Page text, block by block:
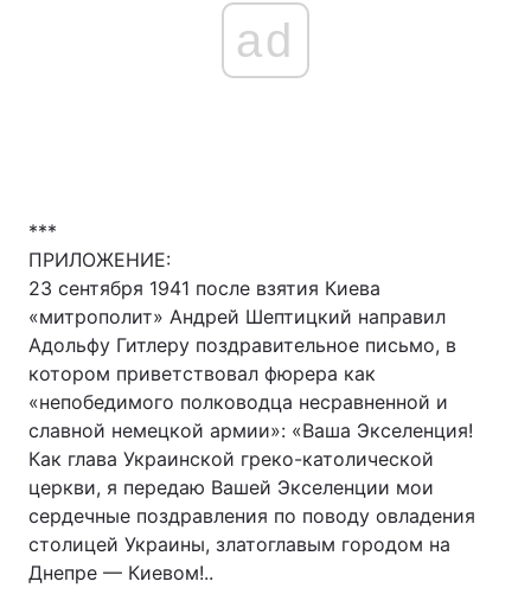
ad
***
ПРИЛОЖЕНИЕ:
23 сентября 1941 после взятия Киева
«митрополит» Андрей Шептицкий направил
Адольфу Гитлеру поздравительное письмо, в
котором приветствовал фюрера как
«непобедимого полководца несравненной и
славной немецкой армии»: «Ваша Экселенция!
Как глава Украинской греко-католической
церкви, я передаю Вашей Экселенции мои
сердечные поздравления по поводу овладения
столицей Украины, златоглавым городом на
Днепре — Киевом!..